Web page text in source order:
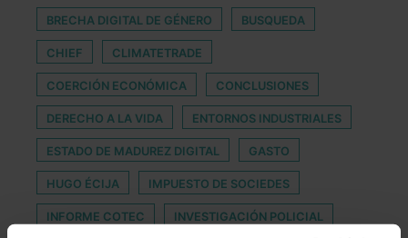
BRECHA DIGITAL DE GÉNERO BUSQUEDA
CHIEF CLIMATETRADE
COERCIÓN ECONÓMICA CONCLUSIONES
DERECHO A LA VIDA ENTORNOS INDUSTRIALES
ESTADO DE MADUREZ DIGITAL GASTO
HUGO ÉCIJA IMPUESTO DE SOCIEDES
INFORME COTEC INVESTIGACIÓN POLICIAL